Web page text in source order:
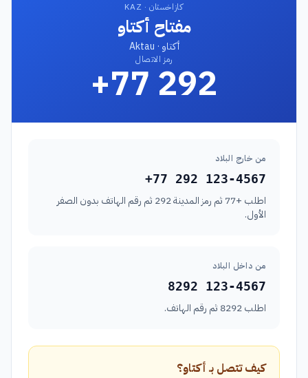
كازاخستان · KAZ
مفتاح أكتاو
أكتاو · Aktau
رمز الاتصال
+77 292
من خارج البلاد
+77 292 123-4567
اطلب +77 ثم رمز المدينة 292 ثم رقم الهاتف بدون الصفر
الأول.
من داخل البلاد
8292 123-4567
اطلب 8292 ثم رقم الهاتف.
كيف تتصل بـ أكتاو؟